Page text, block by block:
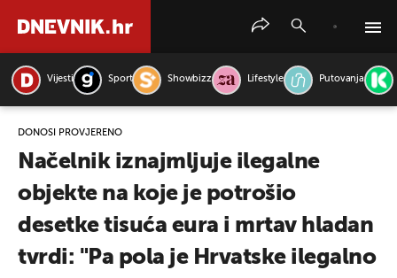
Vijesti Sport Showbizz Lifestyle Putovanja
DONOSI PROVJERENO
Načelnik iznajmljuje ilegalne
objekte na koje je potrošio
desetke tisuća eura i mrtav hladan
tvrdi: "Pa pola je Hrvatske ilegalno
PRETRAŽITE VIJESTI